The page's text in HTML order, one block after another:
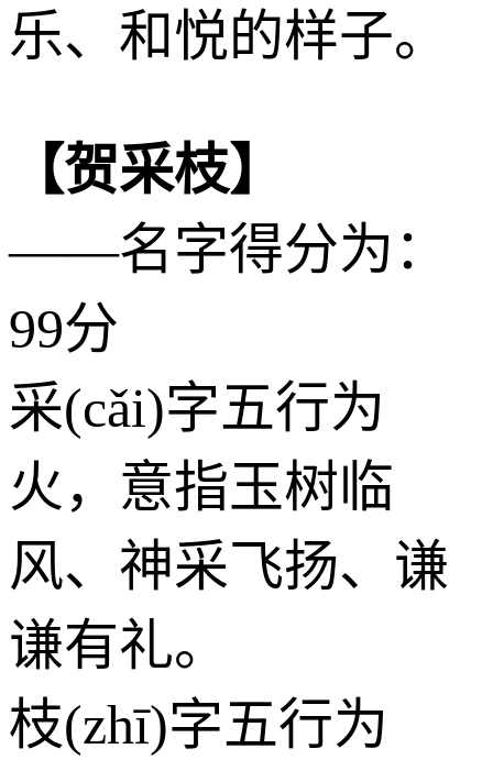
乐、和悦的样子。
【贺采枝】
——名字得分为：
99分
采(cǎi)字五行为
火 ，意指玉树临
风、神采飞扬、谦
谦有礼。
枝(zhī)字五行为